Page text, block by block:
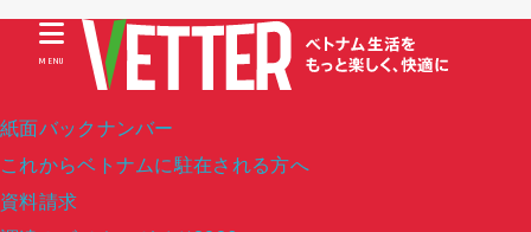
紙面バックナンバー
これからベトナムに駐在される方へ
資料請求
MENU